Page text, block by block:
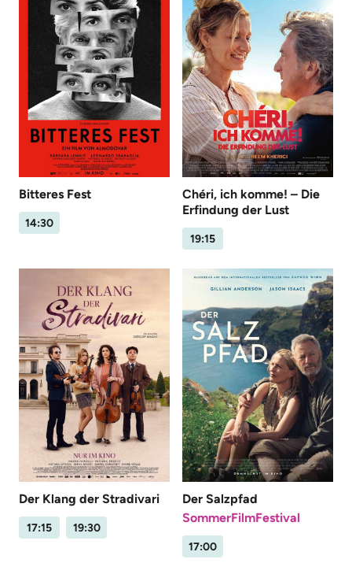
Bitteres Fest
14:30
Chéri, ich komme! – Die
Erfindung der Lust
19:15
Der Klang der Stradivari
17:15 19:30
Der Salzpfad
SommerFilmFestival
17:00